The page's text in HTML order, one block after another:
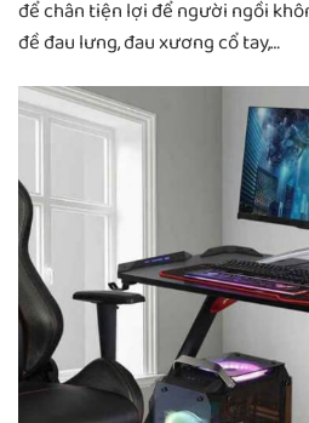
để chân tiện lợi để người ngồi
đề đau lưng, đau xương cổ tay,…